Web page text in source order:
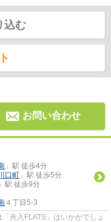
込む
お問い合わせ
」駅 徒歩4分
口町 」駅 徒歩5分
」駅 徒歩9分
４丁目5-3
舟入FLATS」はいかがでしょ